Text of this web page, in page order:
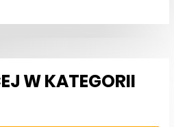
W KATEGORII